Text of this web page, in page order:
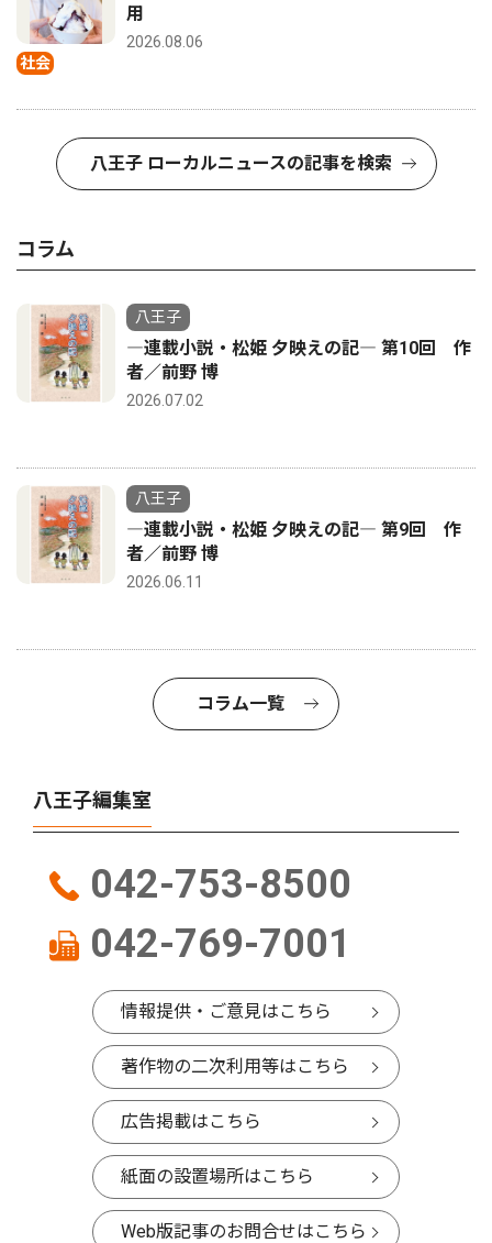
社会
用
2026.08.06
八王子 ローカルニュースの記事を検索
コラム
八王子
―連載小説・松姫 夕映えの記― 第10回 作
者／前野 博
2026.07.02
八王子
―連載小説・松姫 夕映えの記― 第9回 作
者／前野 博
2026.06.11
コラム一覧
八王子編集室
042-753-8500
042-769-7001
情報提供・ご意見はこちら
著作物の二次利用等はこちら
広告掲載はこちら
紙面の設置場所はこちら
Web版記事のお問合せはこちら